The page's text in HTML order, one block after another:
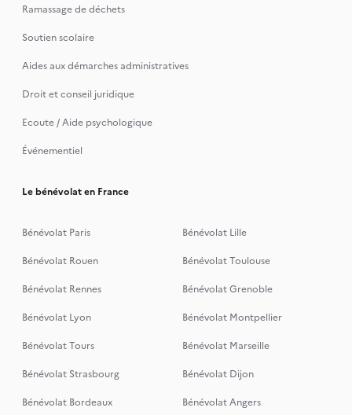
Ramassage de déchets
Soutien scolaire
Aides aux démarches administratives
Droit et conseil juridique
Ecoute / Aide psychologique
Événementiel
Le bénévolat en France
Bénévolat Paris
Bénévolat Lille
Bénévolat Rouen
Bénévolat Toulouse
Bénévolat Rennes
Bénévolat Grenoble
Bénévolat Lyon
Bénévolat Montpellier
Bénévolat Tours
Bénévolat Marseille
Bénévolat Strasbourg
Bénévolat Dijon
Bénévolat Bordeaux
Bénévolat Angers